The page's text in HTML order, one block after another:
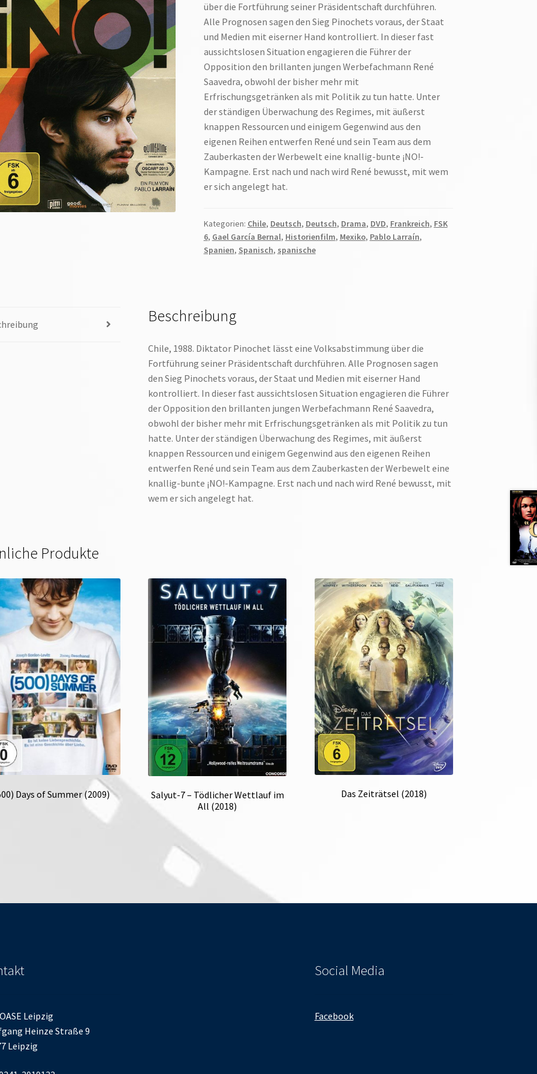
über die Fortführung seiner Präsidentschaft durchführen.
Alle Prognosen sagen den Sieg Pinochets voraus, der Staat
und Medien mit eiserner Hand kontrolliert. In dieser fast
aussichtslosen Situation engagieren die Führer der
Opposition den brillanten jungen Werbefachmann René
Saavedra, obwohl der bisher mehr mit
Erfrischungsgetränken als mit Politik zu tun hatte. Unter
der ständigen Überwachung des Regimes, mit äußerst
knappen Ressourcen und einigem Gegenwind aus den
eigenen Reihen entwerfen René und sein Team aus dem
Zauberkasten der Werbewelt eine knallig-bunte ¡NO!-
Kampagne. Erst nach und nach wird René bewusst, mit wem
er sich angelegt hat.
Kategorien: Chile, Deutsch, Deutsch, Drama, DVD, Frankreich, FSK
6, Gael García Bernal, Historienfilm, Mexiko, Pablo Larraín,
Spanien, Spanisch, spanische
Beschreibung
Chile, 1988. Diktator Pinochet lässt eine Volksabstimmung über die
Fortführung seiner Präsidentschaft durchführen. Alle Prognosen sagen
den Sieg Pinochets voraus, der Staat und Medien mit eiserner Hand
kontrolliert. In dieser fast aussichtslosen Situation engagieren die Führer
der Opposition den brillanten jungen Werbefachmann René Saavedra,
obwohl der bisher mehr mit Erfrischungsgetränken als mit Politik zu tun
hatte. Unter der ständigen Überwachung des Regimes, mit äußerst
knappen Ressourcen und einigem Gegenwind aus den eigenen Reihen
entwerfen René und sein Team aus dem Zauberkasten der Werbewelt eine
knallig-bunte ¡NO!-Kampagne. Erst nach und nach wird René bewusst, mit
wem er sich angelegt hat.
Produkte
Days of Summer (2009)
Salyut-7 – Tödlicher Wettlauf im
All (2018)
Das Zeiträtsel (2018)
Leipzig
Heinze Straße 9
Leipzig
Social Media
Facebook